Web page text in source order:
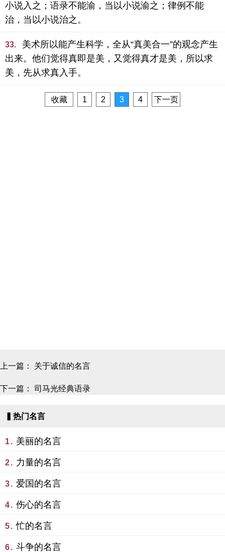
小说入之；语录不能渝，当以小说渝之；律例不能
治，当以小说治之。
33.
美术所以能产生科学，全从“真美合一”的观念产生
出来。他们觉得真即是美，又觉得真才是美，所以求
美，先从求真入手。
收藏 1 2 3 4 下一页
上一篇： 关于诚信的名言
下一篇： 司马光经典语录
▍热门名言
1. 美丽的名言
2. 力量的名言
3. 爱国的名言
4. 伤心的名言
5. 忙的名言
6. 斗争的名言